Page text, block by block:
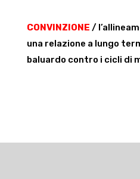
CONVINZIONE /
una relazione a lungo
baluardo contro i cicli di